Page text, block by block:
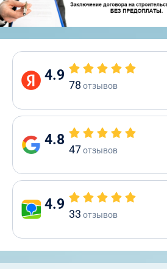
4.9
78 отзывов
4.8
47отзывов
4.9
33 отзывов